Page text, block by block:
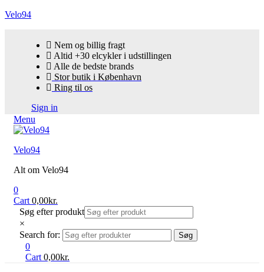
Velo94
Nem og billig fragt
Altid +30 elcykler i udstillingen
Alle de bedste brands
Stor butik i København
Ring til os
Sign in
Menu
Velo94
Alt om Velo94
0
Cart 0,00kr.
Søg efter produkt
×
Search for:
Søg
0
Cart 0,00kr.